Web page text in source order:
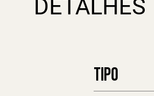
DETALHES
TIPO